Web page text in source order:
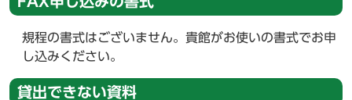
規程の書式はございません。貴館がお使いの書式でお申
し込みください。
貸出できない資料